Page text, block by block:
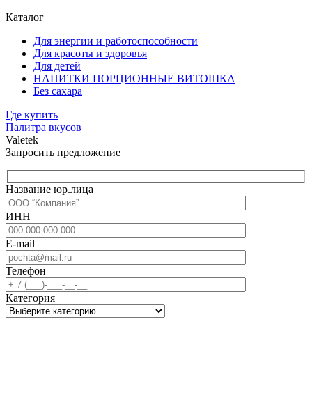
Каталог
Для энергии и работоспособности
Для красоты и здоровья
Для детей
НАПИТКИ ПОРЦИОННЫЕ ВИТОШКА
Без сахара
Где купить
Палитра вкусов
Valetek
Запросить предложение
Название юр.лица
ИНН
E-mail
Телефон
Категория